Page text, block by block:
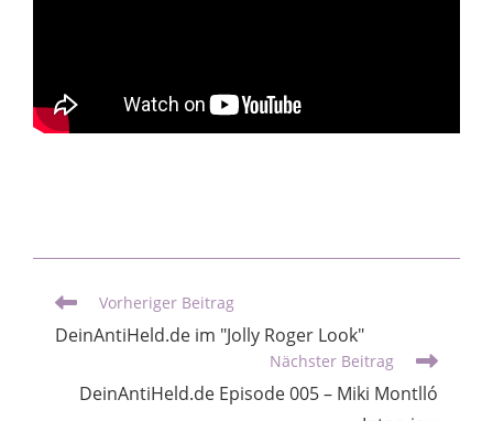
Vorheriger Beitrag
DeinAntiHeld.de im "Jolly Roger Look"
Nächster Beitrag
DeinAntiHeld.de Episode 005 – Miki Montlló